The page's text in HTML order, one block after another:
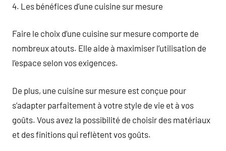
4. Les bénéfices d’une cuisine sur mesure
Faire le choix d’une cuisine sur mesure comporte de
nombreux atouts. Elle aide à maximiser l’utilisation de
l’espace selon vos exigences.
De plus, une cuisine sur mesure est conçue pour
s’adapter parfaitement à votre style de vie et à vos
goûts. Vous avez la possibilité de choisir des matériaux
et des finitions qui reflètent vos goûts.